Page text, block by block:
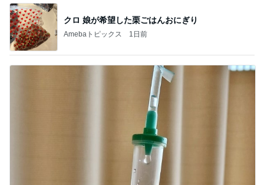
クロ 娘が希望した栗ごはんおにぎり
Amebaトピックス 1日前